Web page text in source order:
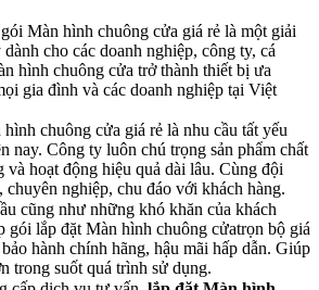
Màn hình chuông cửa giá rẻ là một giải
cho các doanh nghiệp, công ty, cá
hình chuông cửa trở thành thiết bị ưa
gia đình và các doanh nghiệp tại Việt
chuông cửa giá rẻ là nhu cầu tất yếu
nay. Công ty luôn chú trọng sản phẩm chất
và hoạt động hiệu quả dài lâu. Cùng đội
chuyên nghiệp, chu đáo với khách hàng.
cũng như những khó khăn của khách
gói lắp đặt Màn hình chuông cửatrọn bộ giá
hành chính hãng, hậu mãi hấp dẫn. Giúp
trong suốt quá trình sử dụng.